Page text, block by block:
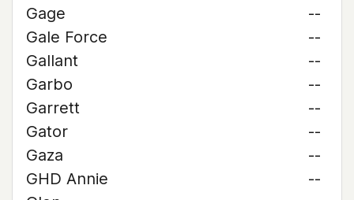
Gage
--
Gale Force
--
Gallant
--
Garbo
--
Garrett
--
Gator
--
Gaza
--
GHD Annie
--